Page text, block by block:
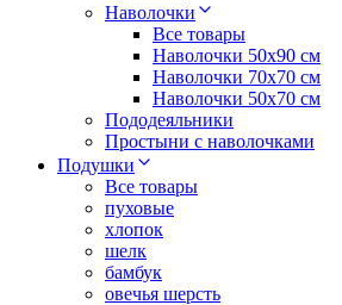
Наволочки
Все товары
Наволочки 50x90 см
Наволочки 70x70 cм
Наволочки 50х70 см
Пододеяльники
Простыни с наволочками
Подушки
Все товары
пуховые
хлопок
шелк
бамбук
овечья шерсть